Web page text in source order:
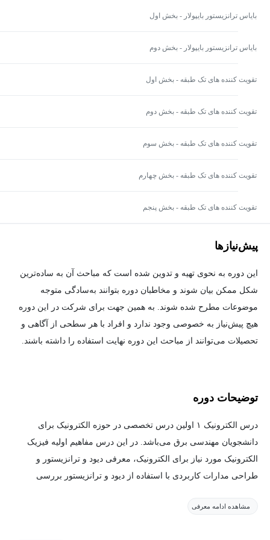
بایاس ترانزیستور بایپولار - بخش اول
بایاس ترانزیستور بایپولار - بخش دوم
تقویت کننده های تک طبقه - بخش اول
تقویت کننده های تک طبقه - بخش دوم
تقویت کننده های تک طبقه - بخش سوم
تقویت کننده های تک طبقه - بخش چهارم
تقویت کننده های تک طبقه - بخش پنجم
پیش‌نیاز‌ها
این دوره به نحوی تهیه و تدوین شده است که مباحث آن به ساده‌ترین
شکل ممکن بیان شوند و مخاطبان دوره بتوانند به‌سادگی متوجه
موضوعات مطرح شده شوند. به همین جهت برای شرکت در این دوره
هیچ پیش‌نیاز به خصوصی وجود ندارد و افراد با هر سطحی از آگاهی و
تحصیلات می‌توانند از مباحث این دوره نهایت استفاده را داشته باشند.
توضیحات دوره
درس الکترونیک ۱ اولین درس تخصصی در حوزه الکترونیک برای
دانشجویان مهندسی برق می‌باشد. در این درس مفاهیم اولیه فیزیک
الکترونیک مورد نیاز برای الکترونیک، معرفی دیود و ترانزیستور و
طراحی مدارات کاربردی با استفاده از دیود و ترانزیستور بررسی
مشاهده ادامه معرفی